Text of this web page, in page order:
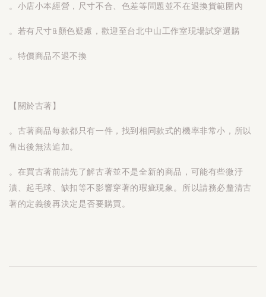
。小店小本經營，尺寸不合、色差等問題並不在退換貨範圍內
。若有尺寸&顏色疑慮，歡迎至台北中山工作室現場試穿選購
。特價商品不退不換
【關於古著】
。古著商品每款都只有一件，找到相同款式的機率非常小，所以
售出後無法追加。
。在買古著前請先了解古著並不是全新的商品，可能有些微汙
漬、起毛球、缺扣等不影響穿著的瑕疵現象。所以請務必釐清古
著的定義後再決定是否要購買。